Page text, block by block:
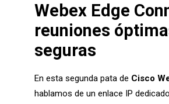
Webex Edge
reuniones
seguras
En esta segunda pata de Cisco
hablamos de un enlace IP